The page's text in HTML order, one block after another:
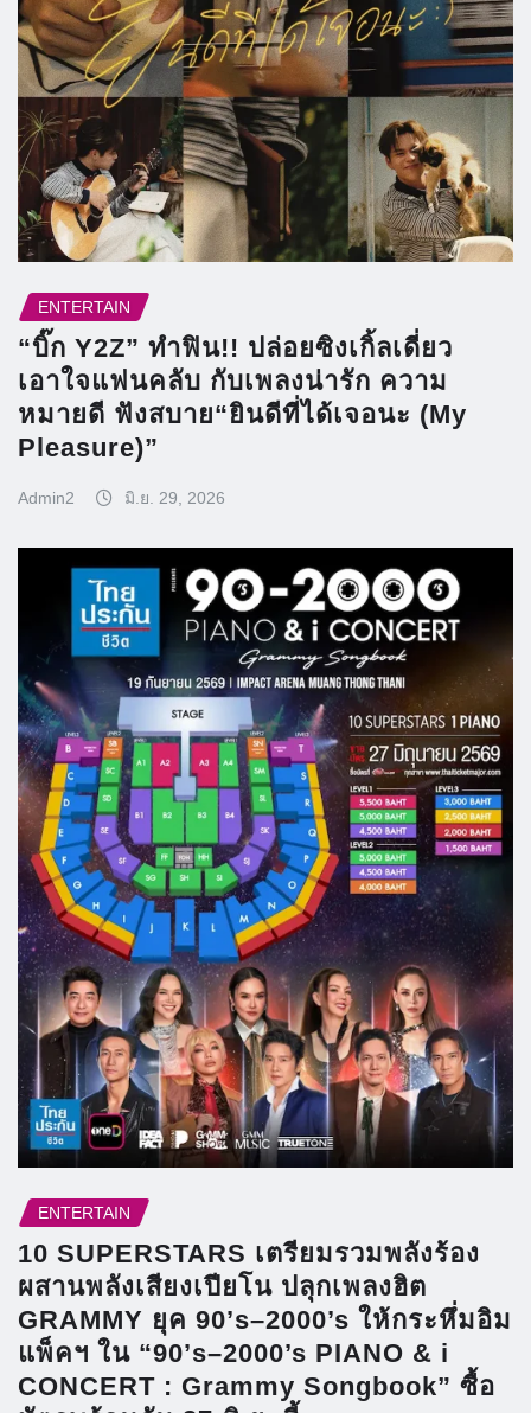
ENTERTAIN
“บิ๊ก Y2Z” ทำฟิน!! ปล่อยซิงเกิ้ลเดี่ยว
เอาใจแฟนคลับ กับเพลงน่ารัก ความ
หมายดี ฟังสบาย“ยินดีที่ได้เจอนะ (My
Pleasure)”
Admin2 มิ.ย. 29, 2026
ENTERTAIN
10 SUPERSTARS เตรียมรวมพลังร้อง
ผสานพลังเสียงเปียโน ปลุกเพลงฮิต
GRAMMY ยุค 90’s–2000’s ให้กระหึ่มอิม
แพ็คฯ ใน “90’s–2000’s PIANO & i
CONCERT : Grammy Songbook” ซื้อ